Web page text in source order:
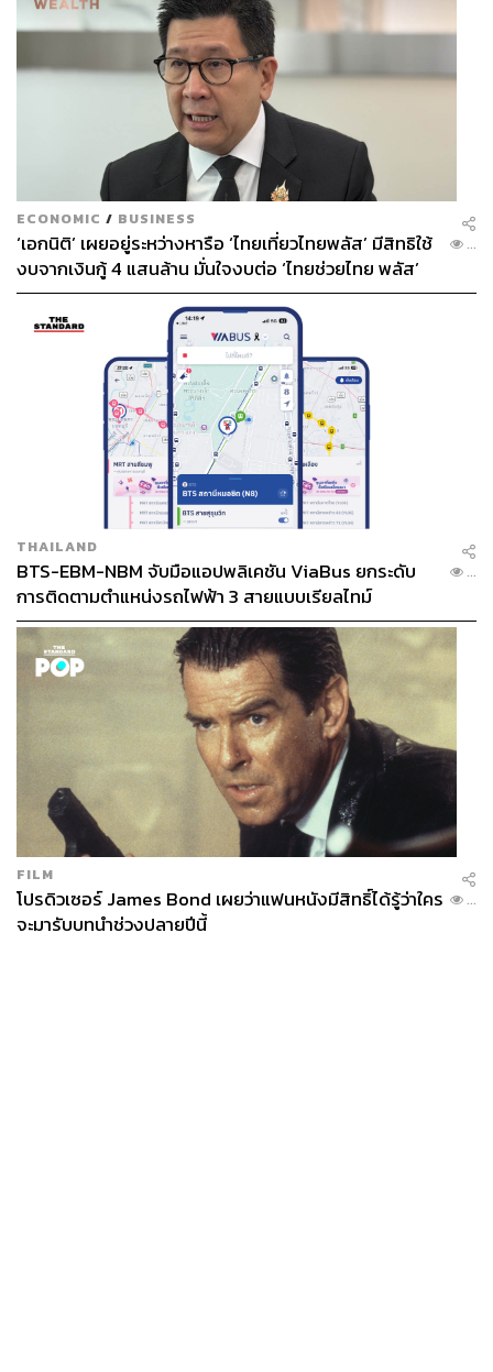
ECONOMIC / BUSINESS
‘เอกนิติ’ เผยอยู่ระหว่างหารือ ‘ไทยเที่ยวไทยพลัส’ มีสิทธิใช้
งบจากเงินกู้ 4 แสนล้าน มั่นใจงบต่อ ‘ไทยช่วยไทย พลัส’
เฟส 2 มีเพียงพอ
...
THAILAND
BTS-EBM-NBM จับมือแอปพลิเคชัน ViaBus ยกระดับ
การติดตามตำแหน่งรถไฟฟ้า 3 สายแบบเรียลไทม์
...
FILM
โปรดิวเซอร์ James Bond เผยว่าแฟนหนังมีสิทธิ์ได้รู้ว่าใคร
จะมารับบทนำช่วงปลายปีนี้
...